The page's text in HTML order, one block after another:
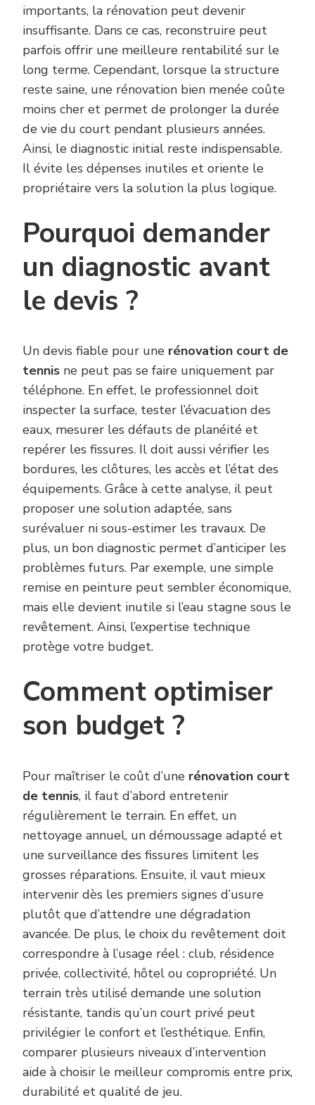
importants, la rénovation peut devenir
insuffisante. Dans ce cas, reconstruire peut
parfois offrir une meilleure rentabilité sur le
long terme. Cependant, lorsque la structure
reste saine, une rénovation bien menée coûte
moins cher et permet de prolonger la durée
de vie du court pendant plusieurs années.
Ainsi, le diagnostic initial reste indispensable.
Il évite les dépenses inutiles et oriente le
propriétaire vers la solution la plus logique.
Pourquoi demander
un diagnostic avant
le devis ?
Un devis fiable pour une rénovation court de
tennis ne peut pas se faire uniquement par
téléphone. En effet, le professionnel doit
inspecter la surface, tester l’évacuation des
eaux, mesurer les défauts de planéité et
repérer les fissures. Il doit aussi vérifier les
bordures, les clôtures, les accès et l’état des
équipements. Grâce à cette analyse, il peut
proposer une solution adaptée, sans
surévaluer ni sous-estimer les travaux. De
plus, un bon diagnostic permet d’anticiper les
problèmes futurs. Par exemple, une simple
remise en peinture peut sembler économique,
mais elle devient inutile si l’eau stagne sous le
revêtement. Ainsi, l’expertise technique
protège votre budget.
Comment optimiser
son budget ?
Pour maîtriser le coût d’une rénovation court
de tennis, il faut d’abord entretenir
régulièrement le terrain. En effet, un
nettoyage annuel, un démoussage adapté et
une surveillance des fissures limitent les
grosses réparations. Ensuite, il vaut mieux
intervenir dès les premiers signes d’usure
plutôt que d’attendre une dégradation
avancée. De plus, le choix du revêtement doit
correspondre à l’usage réel : club, résidence
privée, collectivité, hôtel ou copropriété. Un
terrain très utilisé demande une solution
résistante, tandis qu’un court privé peut
privilégier le confort et l’esthétique. Enfin,
comparer plusieurs niveaux d’intervention
aide à choisir le meilleur compromis entre prix,
durabilité et qualité de jeu.